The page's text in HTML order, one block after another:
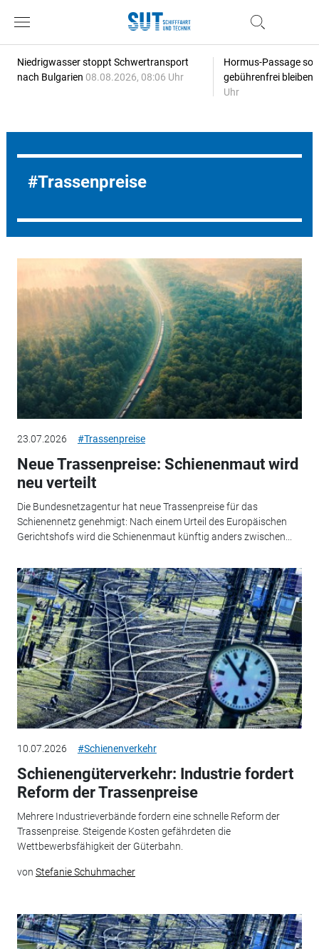
Niedrigwasser stoppt Schwertransport
nach Bulgarien 08.08.2026, 08:06 Uhr
Hormus-Passage
gebührenfrei bleiben
Uhr
Trassenpreise
23.07.2026 #Trassenpreise
Neue Trassenpreise: Schienenmaut wird
neu verteilt
Die Bundesnetzagentur hat neue Trassenpreise für das
Schienennetz genehmigt: Nach einem Urteil des Europäischen
Gerichtshofs wird die Schienenmaut künftig anders zwischen...
10.07.2026 #Schienenverkehr
Schienengüterverkehr: Industrie fordert
Reform der Trassenpreise
Mehrere Industrieverbände fordern eine schnelle Reform der
Trassenpreise. Steigende Kosten gefährdeten die
Wettbewerbsfähigkeit der Güterbahn.
von Stefanie Schuhmacher